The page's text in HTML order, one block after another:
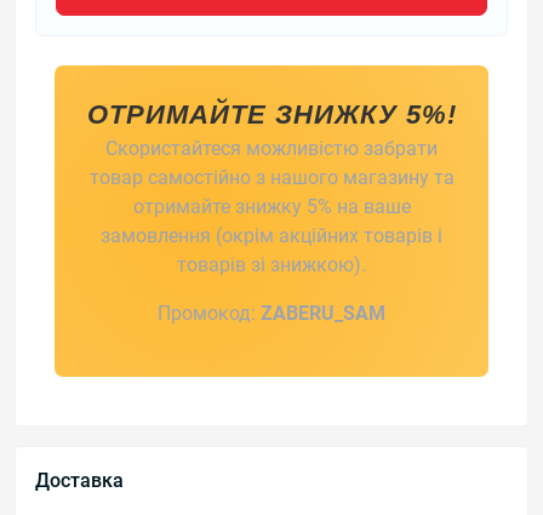
ОТРИМАЙТЕ ЗНИЖКУ 5%!
Скористайтеся можливістю забрати
товар самостійно з нашого магазину та
отримайте знижку 5% на ваше
замовлення (окрім акційних товарів і
товарів зі знижкою).
Промокод: ZABERU_SAM
Доставка